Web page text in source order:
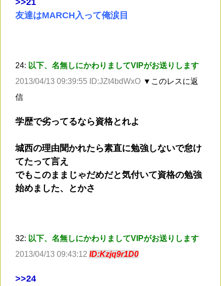
友達はMARCH入って俺涙目
24: 以下、名無しにかわりましてVIPがお送りします
2013/04/13 09:39:55 ID:JZt4bdWxO ▼このレスに返
信
学歴で劣ってるなら資格とれよ
城西の理由聞かれたら素直に勉強しないで怠け
てたって言え
でもこのままじゃだめだと気付いて資格の勉強
始めました、とかさ
32: 以下、名無しにかわりましてVIPがお送りします
2013/04/13 09:43:12 ID:Kzjq9r1D0
>>24